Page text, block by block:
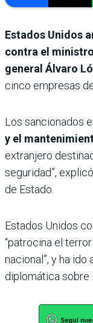
Estados Unidos
contra el
general Álvaro
cinco empresas
Los sancionados
y el
extranjero
seguridad”,
de Estado.
Estados Unidos
“patrocina el
nacional”, y ha
diplomática sobre